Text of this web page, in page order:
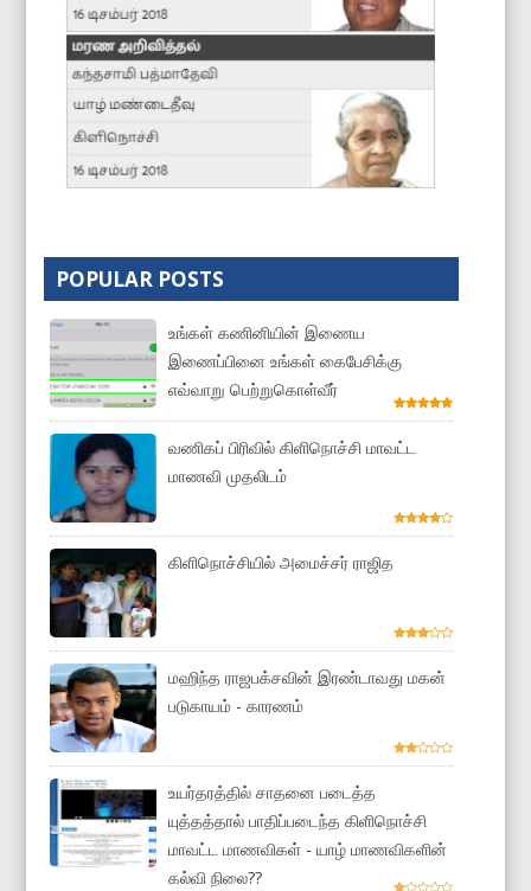
POPULAR POSTS
உங்கள் கணினியின் இணைய
இணைப்பினை உங்கள் கைபேசிக்கு
எவ்வாறு பெற்றுகொள்வீர்
வணிகப் பிரிவில் கிளிநொச்சி மாவட்ட
மாணவி முதலிடம்
கிளிநொச்சியில் அமைச்சர் ராஜித
மஹிந்த ராஜபக்சவின் இரண்டாவது மகன்
படுகாயம் - காரணம்
உயர்தரத்தில் சாதனை படைத்த
யுத்தத்தால் பாதிப்படைந்த கிளிநொச்சி
மாவட்ட மாணவிகள் - யாழ் மாணவிகளின்
கல்வி நிலை??